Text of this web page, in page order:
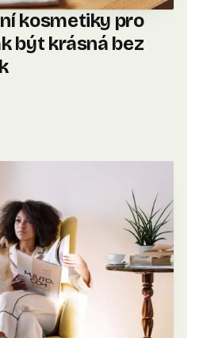
kosmetiky pro
být krásná bez